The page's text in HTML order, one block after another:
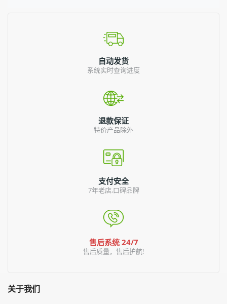
自动发货
系统实时查询进度
退款保证
特价产品除外
支付安全
7年老店,口碑品牌
售后系统 24/7
售后质量，售后护航!
关于我们